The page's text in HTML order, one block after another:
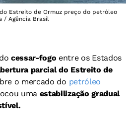
Estreito de Ormuz preço do petróleo
/ Agência Brasil
cessar-fogo entre os Estados
parcial do Estreito de
o mercado do petróleo
uma estabilização gradual